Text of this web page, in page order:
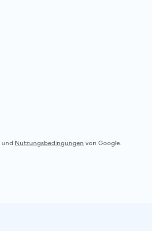
(pro Schuh in Größe
Nullabsatz-
Laufgefühl
und Nutzungsbedingungen von Google.